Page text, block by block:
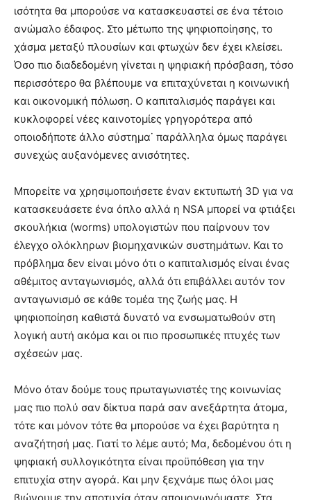
ισότητα θα μπορούσε να κατασκευαστεί σε ένα τέτοιο
ανώμαλο έδαφος. Στο μέτωπο της ψηφιοποίησης, το
χάσμα μεταξύ πλουσίων και φτωχών δεν έχει κλείσει.
Όσο πιο διαδεδομένη γίνεται η ψηφιακή πρόσβαση, τόσο
περισσότερο θα βλέπουμε να επιταχύνεται η κοινωνική
και οικονομική πόλωση. Ο καπιταλισμός παράγει και
κυκλοφορεί νέες καινοτομίες γρηγορότερα από
οποιοδήποτε άλλο σύστημα˙ παράλληλα όμως παράγει
συνεχώς αυξανόμενες ανισότητες.
Μπορείτε να χρησιμοποιήσετε έναν εκτυπωτή 3D για να
κατασκευάσετε ένα όπλο αλλά η NSA μπορεί να φτιάξει
σκουλήκια (worms) υπολογιστών που παίρνουν τον
έλεγχο ολόκληρων βιομηχανικών συστημάτων. Και το
πρόβλημα δεν είναι μόνο ότι ο καπιταλισμός είναι ένας
αθέμιτος ανταγωνισμός, αλλά ότι επιβάλλει αυτόν τον
ανταγωνισμό σε κάθε τομέα της ζωής μας. Η
ψηφιοποίηση καθιστά δυνατό να ενσωματωθούν στη
λογική αυτή ακόμα και οι πιο προσωπικές πτυχές των
σχέσεών μας.
Μόνο όταν δούμε τους πρωταγωνιστές της κοινωνίας
μας πιο πολύ σαν δίκτυα παρά σαν ανεξάρτητα άτομα,
τότε και μόνον τότε θα μπορούσε να έχει βαρύτητα η
αναζήτησή μας. Γιατί το λέμε αυτό; Μα, δεδομένου ότι η
ψηφιακή συλλογικότητα είναι προϋπόθεση για την
επιτυχία στην αγορά. Και μην ξεχνάμε πως όλοι μας